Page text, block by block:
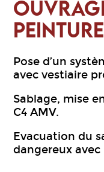
Pose d’un
avec vestiaire
Sablage, mise
C4 AMV.
Evacuation du
dangereux avec